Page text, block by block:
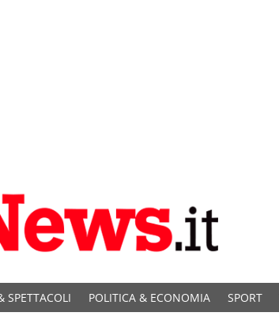
SPETTACOLI POLITICA & ECONOMIA SPORT